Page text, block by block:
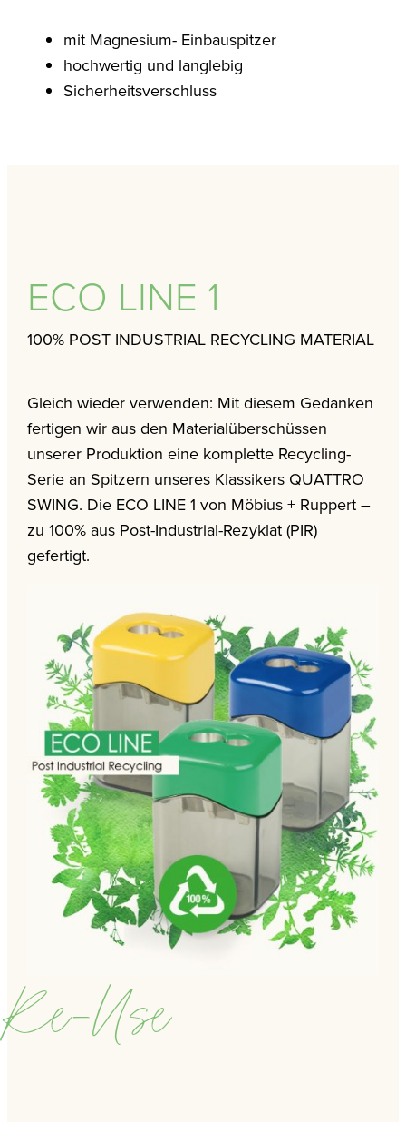
mit Magnesium- Einbauspitzer
hochwertig und langlebig
Sicherheitsverschluss
ECO LINE 1
100% POST INDUSTRIAL RECYCLING MATERIAL
Gleich wieder verwenden: Mit diesem Gedanken
fertigen wir aus den Materialüberschüssen
unserer Produktion eine komplette Recycling-
Serie an Spitzern unseres Klassikers QUATTRO
SWING. Die ECO LINE 1 von Möbius + Ruppert –
zu 100% aus Post-Industrial-Rezyklat (PIR)
gefertigt.
Re-Use